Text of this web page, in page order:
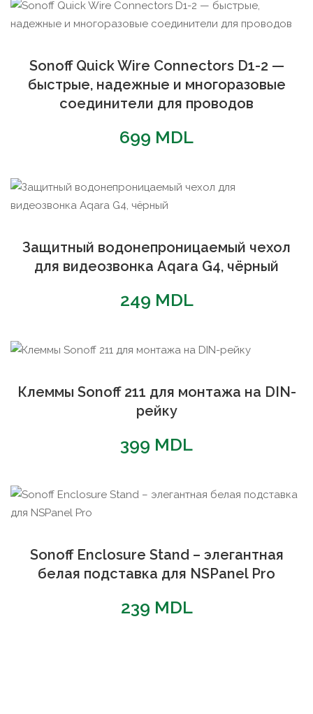
Sonoff Quick Wire Connectors D1-2 —
быстрые, надежные и многоразовые
соединители для проводов
699 MDL
Защитный водонепроницаемый чехол
для видеозвонка Aqara G4, чёрный
249 MDL
Клеммы Sonoff 211 для монтажа на DIN-
рейку
399 MDL
Sonoff Enclosure Stand – элегантная
белая подставка для NSPanel Pro
239 MDL